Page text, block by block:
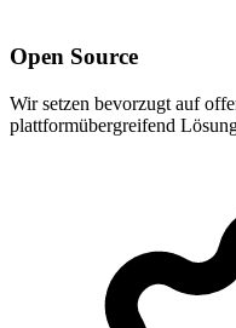
Open Source
Wir setzen bevorzugt auf
plattformübergreifend